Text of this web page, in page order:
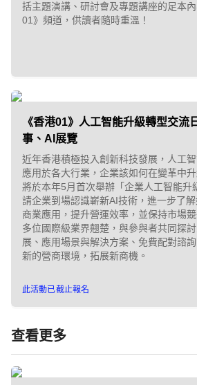
「01親子最愛生
獎 2026」｜品
由於市場上針對幼兒
服務日趨多元，父母
依賴具備公信力的客
考。《香港01》「01
將舉辦第6屆「01親子
大獎」，旨在發掘並表
服務質素或社會責任
括主題演講、研討會及專題講座的足本
01》頻道，供讀者隨時重溫！
《香港01》人工智能升級轉型交流
事、AI展覽
近年香港積極投入創新科技發展，人工
應用於各大行業，企業該如何在變革中
將於本年5月首次舉辦「企業人工智能升
請企業到場認識嶄新AI技術，進一步了
商業應用，提升營運效率，並保持市場
多位國際級業界翹楚，與參與者共同探
展、應用場景與解決方案、免費配對諮
新的營商環境，拓展新商機。
此活動已截止報名
查看更多